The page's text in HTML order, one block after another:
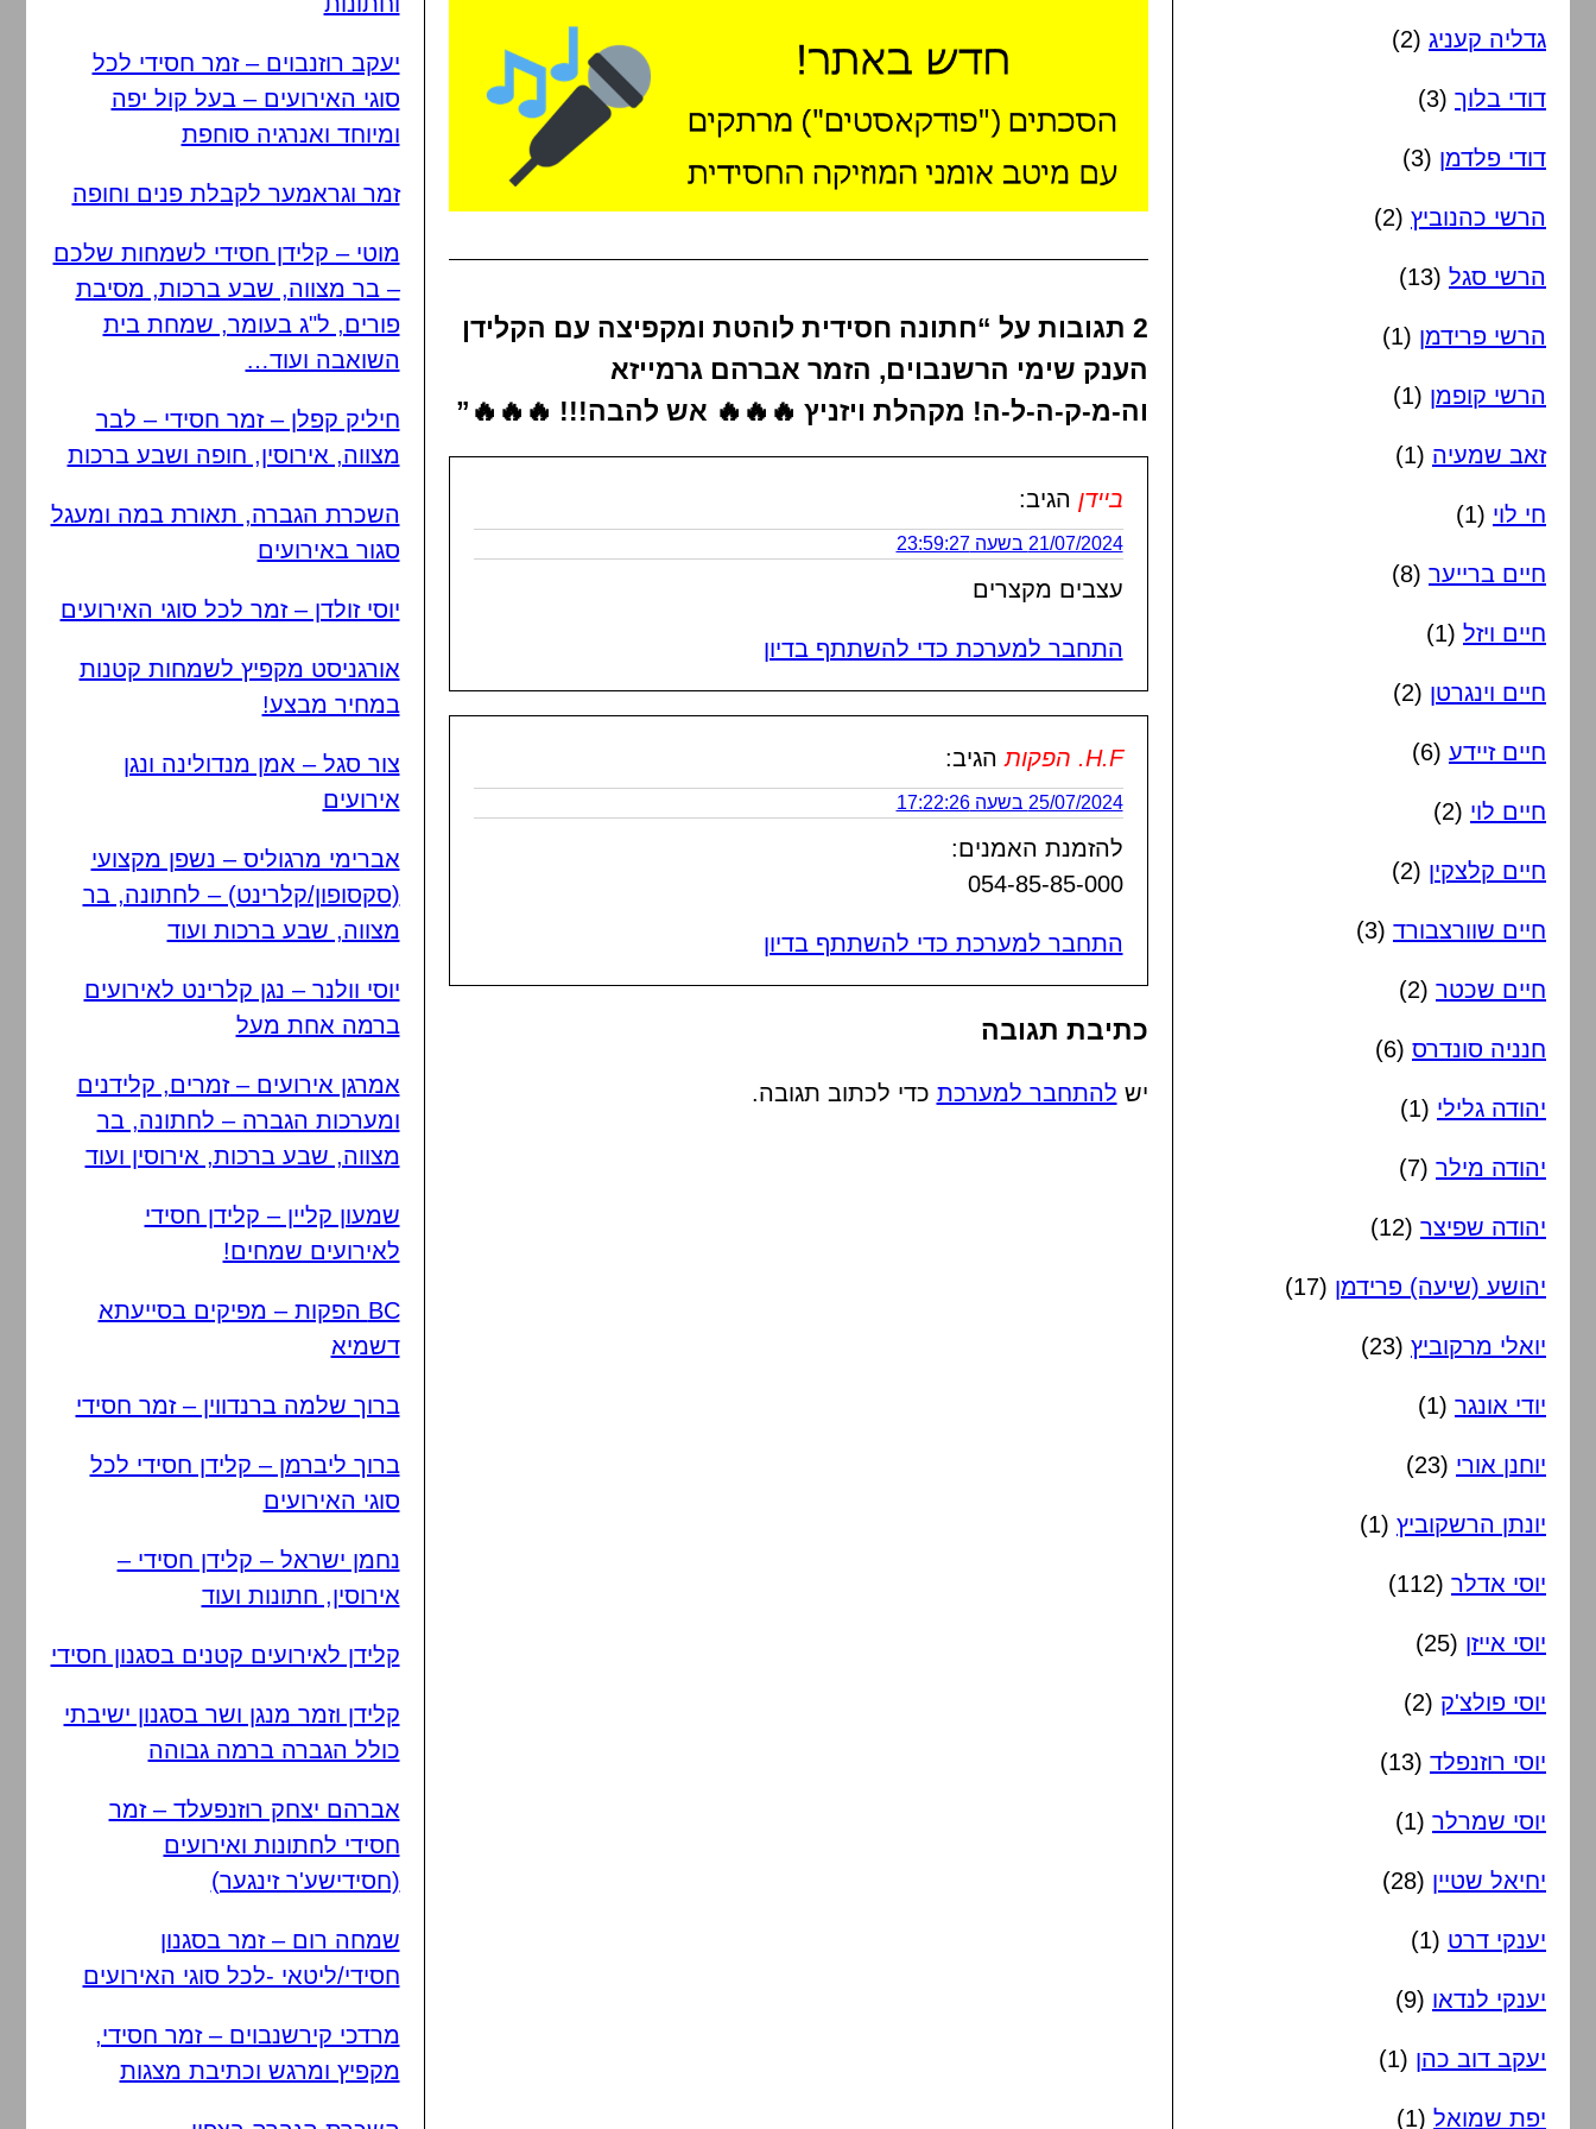
2 תגובות על “חתונה חסידית לוהטת ומקפיצה עם הקלידן
הענק שימי הרשנבוים, הזמר אברהם גרמייזא
וה-מ-ק-ה-ל-ה! מקהלת ויזניץ 🔥🔥🔥 אש להבה!!! 🔥🔥🔥”
ביידן הגיב:
21/07/2024 בשעה 23:59:27
עצבים מקצרים
התחבר למערכת כדי להשתתף בדיון
H.F. הפקות הגיב:
25/07/2024 בשעה 17:22:26
להזמנת האמנים:
054-85-85-000
התחבר למערכת כדי להשתתף בדיון
כתיבת תגובה
יש להתחבר למערכת כדי לכתוב תגובה.
גדליה קעניג (2)
דודי בלוך (3)
דודי פלדמן (3)
הרשי כהנוביץ (2)
הרשי סגל (13)
הרשי פרידמן (1)
הרשי קופמן (1)
זאב שמעיה (1)
חי לוי (1)
חיים ברייער (8)
חיים ויזל (1)
חיים וינגרטן (2)
חיים זיידע (6)
חיים לוי (2)
חיים קלצקין (2)
חיים שוורצבורד (3)
חיים שכטר (2)
חנניה סונדרס (6)
יהודה גלילי (1)
יהודה מילר (7)
יהודה שפיצר (12)
יהושע (שיעה) פרידמן (17)
יואלי מרקוביץ (23)
יודי אונגר (1)
יוחנן אורי (23)
יונתן הרשקוביץ (1)
יוסי אדלר (112)
יוסי אייזן (25)
יוסי פולצ'ק (2)
יוסי רוזנפלד (13)
יוסי שמרלר (1)
יחיאל שטיין (28)
יענקי דרט (1)
יענקי לנדאו (9)
יעקב דוב כהן (1)
יפת שמואל (1)
יעקב רוזנבוים – זמר חסידי לכל
סוגי האירועים – בעל קול יפה
ומיוחד ואנרגיה סוחפת
זמר וגראמער לקבלת פנים וחופה
מוטי – קלידן חסידי לשמחות שלכם
– בר מצווה, שבע ברכות, מסיבת
פורים, ל"ג בעומר, שמחת בית
השואבה ועוד…
חיליק קפלן – זמר חסידי – לבר
מצווה, אירוסין, חופה ושבע ברכות
השכרת הגברה, תאורת במה ומעגל
סגור באירועים
יוסי זולדן – זמר לכל סוגי האירועים
אורגניסט מקפיץ לשמחות קטנות
במחיר מבצע!
צור סגל – אמן מנדולינה ונגן
אירועים
אברימי מרגוליס – נשפן מקצועי
(סקסופון/קלרינט) – לחתונה, בר
מצווה, שבע ברכות ועוד
יוסי וולנר – נגן קלרינט לאירועים
ברמה אחת מעל
אמרגן אירועים – זמרים, קלידנים
ומערכות הגברה – לחתונה, בר
מצווה, שבע ברכות, אירוסין ועוד
שמעון קליין – קלידן חסידי
לאירועים שמחים!
BC הפקות – מפיקים בסייעתא
דשמיא
ברוך שלמה ברנדווין – זמר חסידי
ברוך ליברמן – קלידן חסידי לכל
סוגי האירועים
נחמן ישראל – קלידן חסידי –
אירוסין, חתונות ועוד
קלידן לאירועים קטנים בסגנון חסידי
קלידן וזמר מנגן ושר בסגנון ישיבתי
כולל הגברה ברמה גבוהה
אברהם יצחק רוזנפעלד – זמר
חסידי לחתונות ואירועים
(חסידישע'ר זינגער)
שמחה רום – זמר בסגנון
חסידי/ליטאי -לכל סוגי האירועים
מרדכי קירשנבוים – זמר חסידי,
מקפיץ ומרגש וכתיבת מצגות